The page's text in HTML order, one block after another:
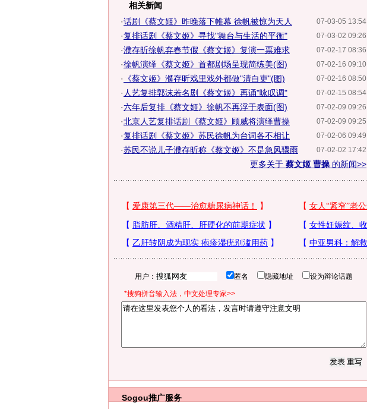
相关新闻
07-03-05 13:54
·话剧《蔡文姬》昨晚落下帷幕 徐帆被惊为天人
07-03-02 09:26
·复排话剧《蔡文姬》寻找"舞台与生活的平衡"
07-02-17 08:36
·濮存昕徐帆弃春节假《蔡文姬》复演一票难求
07-02-16 09:10
·徐帆演绎《蔡文姬》首都剧场呈现简练美(图)
07-02-16 08:50
· 《蔡文姬》濮存昕戏里戏外都做"清白吏"(图)
07-02-15 08:54
· 人艺复排郭沫若名剧《蔡文姬》再诵"咏叹调"
07-02-09 09:26
·六年后复排《蔡文姬》徐帆不再浮于表面(图)
07-02-09 09:25
·北京人艺复排话剧《蔡文姬》顾威将演绎曹操
07-02-06 09:49
·复排话剧《蔡文姬》苏民徐帆为台词各不相让
07-02-02 17:42
·苏民不说儿子濮存昕称《蔡文姬》不是急风骤雨
更多关于 蔡文姬 曹操 的新闻>>
用户： 匿名 隐藏地址 设为辩论话题
*搜狗拼音输入法，中文处理专家>>
Sogou推广服务